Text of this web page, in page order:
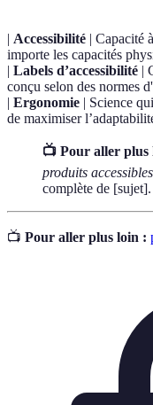
| Accessibilité | Capacité
importe les capacités
| Labels d’accessibilité |
conçu selon des normes
| Ergonomie | Science
de maximiser
📺 Pour aller plus
produits
complète de
📺 Pour aller plus loin :